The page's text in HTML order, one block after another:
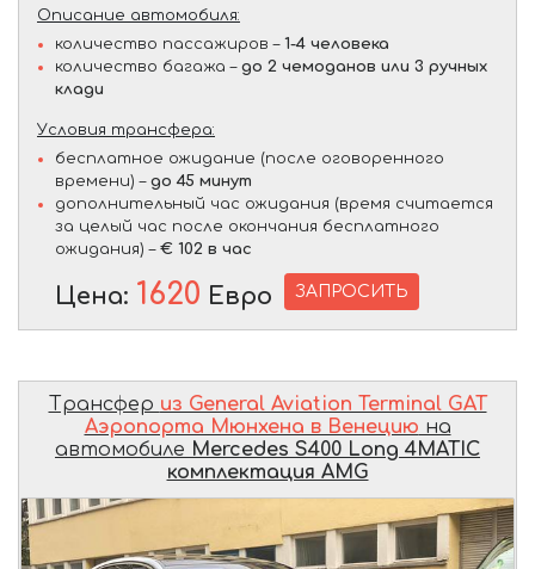
Описание автомобиля:
количество пассажиров – 1-4 человека
количество багажа – до 2 чемоданов или 3 ручных
клади
Условия трансфера:
бесплатное ожидание (после оговоренного
времени) – до 45 минут
дополнительный час ожидания (время считается
за целый час после окончания бесплатного
ожидания) – € 102 в час
Цена: 1620 Евро ЗАПРОСИТЬ
Трансфер из General Aviation Terminal GAT
Аэропорта Мюнхена в Венецию на
автомобиле Mercedes S400 Long 4MATIC
комплектация AMG